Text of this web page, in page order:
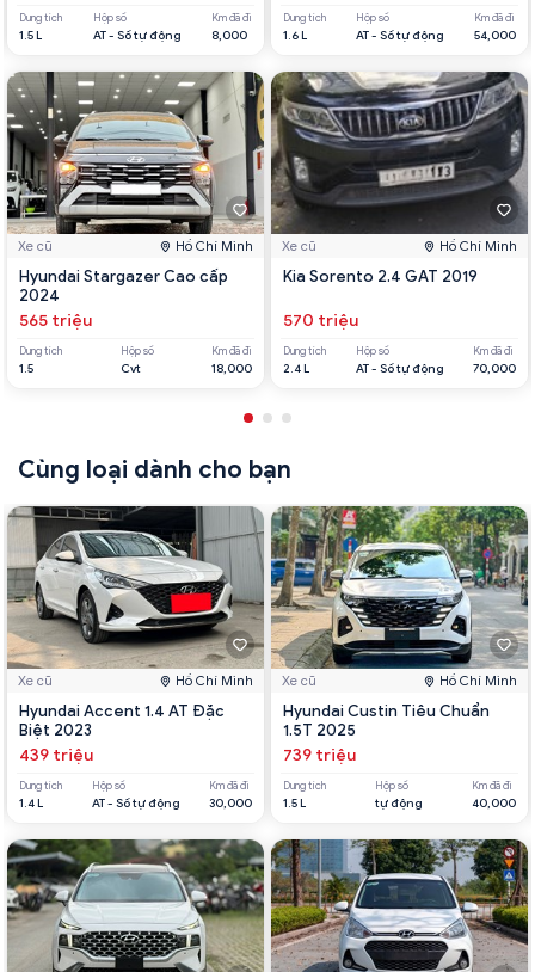
Dung tích
1.5 L
Hộp số
AT - Số tự động
Km đã đi
8,000
Xe cũ Hồ Chí Minh
Hyundai Stargazer Cao cấp
2024
565 triệu
Dung tích
1.5
Hộp số
Cvt
Km đã đi
18,000
Dung tích
1.6 L
Hộp số
AT - Số tự động
Km đã đi
54,000
Xe cũ Hồ Chí Minh
Kia Sorento 2.4 GAT 2019
570 triệu
Dung tích
2.4 L
Hộp số
AT - Số tự động
Km đã đi
70,000
Cùng loại dành cho bạn
Xe cũ Hồ Chí Minh
Hyundai Accent 1.4 AT Đặc
Biệt 2023
439 triệu
Dung tích
1.4 L
Hộp số
AT - Số tự động
Km đã đi
30,000
Xe cũ Hồ Chí Minh
Hyundai Custin Tiêu Chuẩn
1.5T 2025
739 triệu
Dung tích
1.5 L
Hộp số
tự động
Km đã đi
40,000